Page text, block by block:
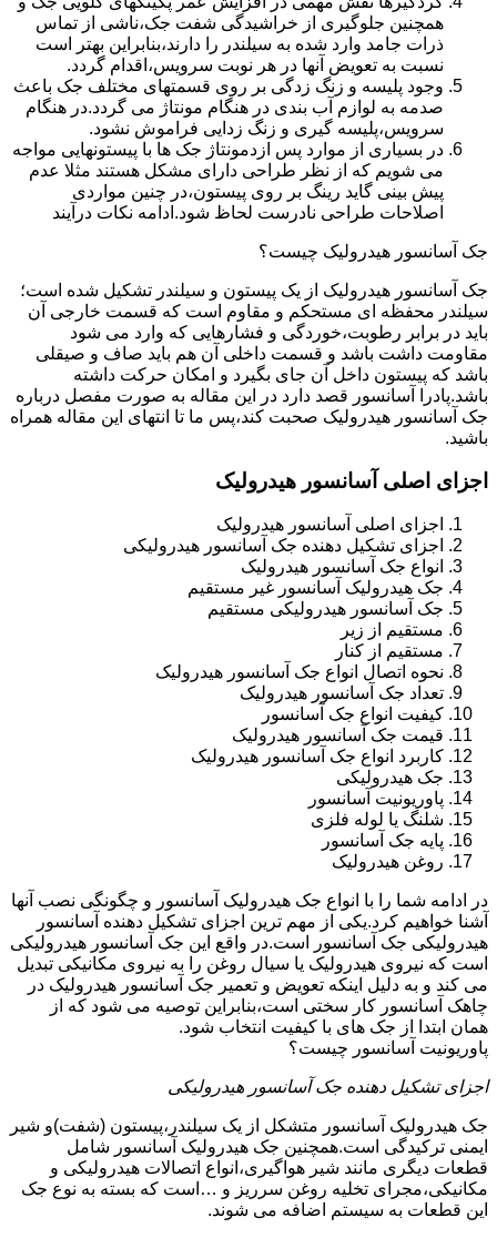
همچنین جلوگیری از خراشیدگی شفت جک،ناشی از تماس
ذرات جامد وارد شده به سیلندر را دارند،بنابراین بهتر است
نسبت به تعویض آنها در هر نوبت سرویس،اقدام گردد.
وجود پلیسه و زنگ زدگی بر روی قسمتهای مختلف جک باعث
صدمه به لوازم آب بندی در هنگام مونتاژ می گردد.در هنگام
سرویس،پلیسه گیری و زنگ زدایی فراموش نشود.
در بسیاری از موارد پس ازدمونتاژ جک ها با پیستونهایی مواجه
می شویم که از نظر طراحی دارای مشکل هستند مثلا عدم
پیش بینی گاید رینگ بر روی پیستون،در چنین مواردی
اصلاحات طراحی نادرست لحاظ شود.ادامه نکات درآیند
جک آسانسور هیدرولیک چیست؟
جک آسانسور هیدرولیک از یک پیستون و سیلندر تشکیل شده است؛
سیلندر محفظه ای مستحکم و مقاوم است که قسمت خارجی آن
باید در برابر رطوبت،خوردگی و فشارهایی که وارد می شود
مقاومت داشت باشد و قسمت داخلی آن هم باید صاف و صیقلی
باشد که پیستون داخل آن جای بگیرد و امکان حرکت داشته
باشد.پادرا آسانسور قصد دارد در این مقاله به صورت مفصل درباره
جک آسانسور هیدرولیک صحبت کند،پس ما تا انتهای این مقاله همراه
باشید.
اجزای اصلی آسانسور هیدرولیک
اجزای اصلی آسانسور هیدرولیک
اجزای تشکیل دهنده جک آسانسور هیدرولیکی
انواع جک آسانسور هیدرولیک
جک هیدرولیک آسانسور غیر مستقیم
جک آسانسور هیدرولیکی مستقیم
مستقیم از زیر
مستقیم از کنار
نحوه اتصال انواع جک آسانسور هیدرولیک
تعداد جک آسانسور هیدرولیک
کیفیت انواع جک آسانسور
قیمت جک آسانسور هیدرولیک
کاربرد انواع جک آسانسور هیدرولیک
جک هیدرولیکی
پاوریونیت آسانسور
شلنگ یا لوله فلزی
پایه جک آسانسور
روغن هیدرولیک
در ادامه شما را با انواع جک هیدرولیک آسانسور و چگونگی نصب آنها
آشنا خواهیم کرد.یکی از مهم ترین اجزای تشکیل دهنده آسانسور
هیدرولیکی جک آسانسور است.در واقع این جک آسانسور هیدرولیکی
است که نیروی هیدرولیک یا سیال روغن را به نیروی مکانیکی تبدیل
می کند و به دلیل اینکه تعویض و تعمیر جک آسانسور هیدرولیک در
چاهک آسانسور کار سختی است،بنابراین توصیه می شود که از
همان ابتدا از جک های با کیفیت انتخاب شود.
پاوریونیت آسانسور چیست؟
اجزای تشکیل دهنده جک آسانسور هیدرولیکی
جک هیدرولیک آسانسور متشکل از یک سیلندر،پیستون (شفت)و شیر
ایمنی ترکیدگی است.همچنین جک هیدرولیک آسانسور شامل
قطعات دیگری مانند شیر هواگیری،انواع اتصالات هیدرولیکی و
مکانیکی،مجرای تخلیه روغن سرریز و …است که بسته به نوع جک
این قطعات به سیستم اضافه می شوند.